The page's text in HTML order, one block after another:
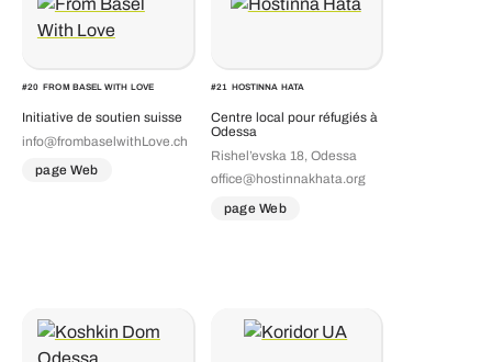
#20 FROM BASEL WITH LOVE
Initiative de soutien suisse
info@frombaselwithLove.ch
page Web
#21 HOSTINNA HATA
Centre local pour réfugiés à
Odessa
Rishel’evska 18, Odessa
office@hostinnakhata.org
page Web